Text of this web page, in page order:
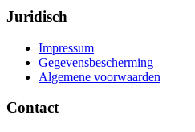
Juridisch
Impressum
Gegevensbescherming
Algemene voorwaarden
Contact